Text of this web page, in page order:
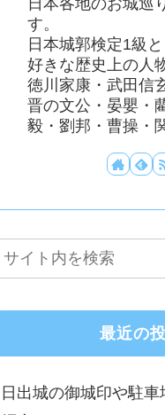
す。
日本城郭検定1級と
好きな歴史上の人
徳川家康・武田信
晋の文公・晏嬰・
毅・劉邦・曹操・
最近の
日出城の御城印や駐